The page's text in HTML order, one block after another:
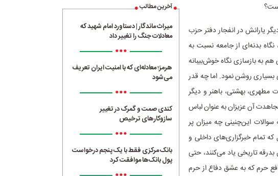
یارانش در انفجار دفتر حزب
انفجار، نگاه بدنه‌ای از جامعه نسبت به
به بازسازی نگاه خوش‌بیبانه
روشن نمود. اما چه قدر
بهشتی، باهنر و دیگر
آن عزیزان به عنوان لباس
این‌چنینی چه میزان پر
تمام خبرگزاری‌های داخلی و
تاریخی یاد می‌کنند، حتی
حرم که به عشق دفاع از حرم
آخرین مطالب
میراث ماندگار | دستاورد امام شهید که
معادلات جنگ را تغییر داد
•••
هرمز؛ معادله‌ای که با امنیت ایران تعریف
می‌شود
•••
کندی صمت و گمرک در تغییر
سازوکارهای ترخیص
•••
بانک مرکزی فقط با یک‌ پنجم درخواست
پول بانک‌ها موافقت کرد